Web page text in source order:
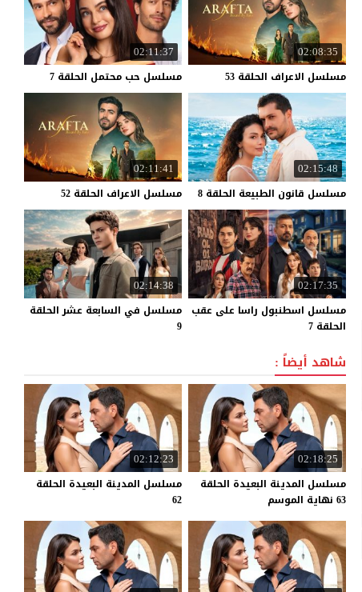
02:08:35
مسلسل الاعراف الحلقة 53
02:11:37
مسلسل حب محتمل الحلقة 7
02:15:48
مسلسل قانون الطبيعة الحلقة 8
02:11:41
مسلسل الاعراف الحلقة 52
02:17:35
مسلسل اسطنبول راسا على عقب
الحلقة 7
02:14:38
مسلسل في السابعة عشر الحلقة
9
شاهد أيضاً :
02:18:25
مسلسل المدينة البعيدة الحلقة
63 نهاية الموسم
02:12:23
مسلسل المدينة البعيدة الحلقة
62